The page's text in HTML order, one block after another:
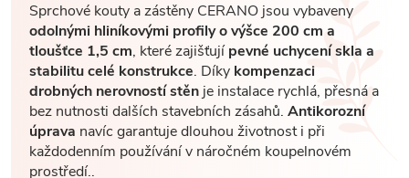
Sprchové kouty a zástěny CERANO jsou vybaveny
odolnými hliníkovými profily o výšce 200 cm a
tloušťce 1,5 cm, které zajišťujípevné uchycení skla a
stabilitu celé konstrukce. Díky kompenzaci
drobných nerovností stěn je instalace rychlá, přesná a
bez nutnosti dalších stavebních zásahů. Antikorozní
úprava navíc garantuje dlouhou životnost i při
každodenním používání v náročném koupelnovém
prostředí..